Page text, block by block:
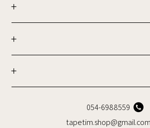
054-6988559
tapetim.shop@gmail.com